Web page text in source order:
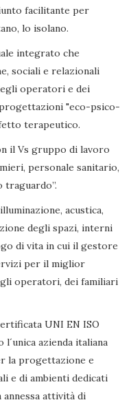
facilitante per
lo isolano.
integrato che
sociali e relazionali
operatori e dei
"eco-psico-
terapeutico.
il Vs gruppo di lavoro
personale sanitario,
acustica,
degli spazi, interni
di vita in cui il gestore
per il miglior
operatori, dei familiari
UNI EN ISO
l´unica azienda italiana
la progettazione e
e di ambienti dedicati
attività di